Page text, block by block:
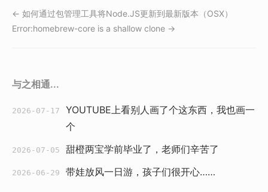
← 如何通过包管理工具将Node.JS更新到最新版本（OSX）
Error:homebrew-core is a shallow clone →
与之相通...
2026-07-17
YOUTUBE上看别人画了个这东西，我也画一
个
2026-07-05 甜橙两宝学前毕业了，老师们辛苦了
2026-06-29 带娃放风一日游，孩子们很开心……